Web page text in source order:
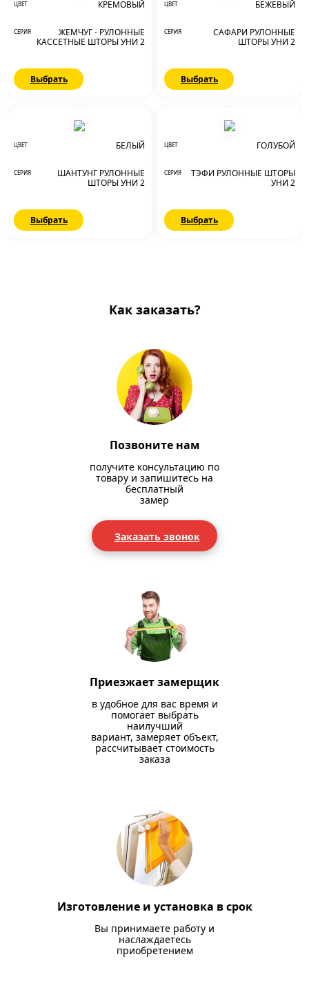
ЦВЕТ КРЕМОВЫЙ
СЕРИЯ
ЖЕМЧУГ - РУЛОННЫЕ
КАССЕТНЫЕ ШТОРЫ УНИ 2
Выбрать
ЦВЕТ БЕЖЕВЫЙ
СЕРИЯ
САФАРИ РУЛОННЫЕ
ШТОРЫ УНИ 2
Выбрать
ЦВЕТ БЕЛЫЙ
СЕРИЯ
ШАНТУНГ РУЛОННЫЕ
ШТОРЫ УНИ 2
Выбрать
ЦВЕТ ГОЛУБОЙ
СЕРИЯ
ТЭФИ РУЛОННЫЕ ШТОРЫ
УНИ 2
Выбрать
Как заказать?
Позвоните нам
получите консультацию по
товару и запишитесь на
бесплатный
замер
Заказать звонок
Приезжает замерщик
в удобное для вас время и
помогает выбрать
наилучший
вариант, замеряет объект,
рассчитывает стоимость
заказа
Изготовление и установка в срок
Вы принимаете работу и
наслаждаетесь
приобретением